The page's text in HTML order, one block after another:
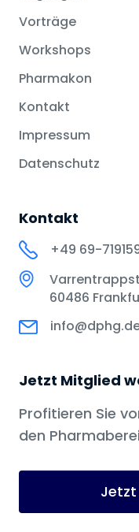
Vorträge
Workshops
Pharmakon
Kontakt
Impressum
Datenschutz
Kontakt
+49 69-
60486
Jetzt Mitglied
Profitieren Sie
den